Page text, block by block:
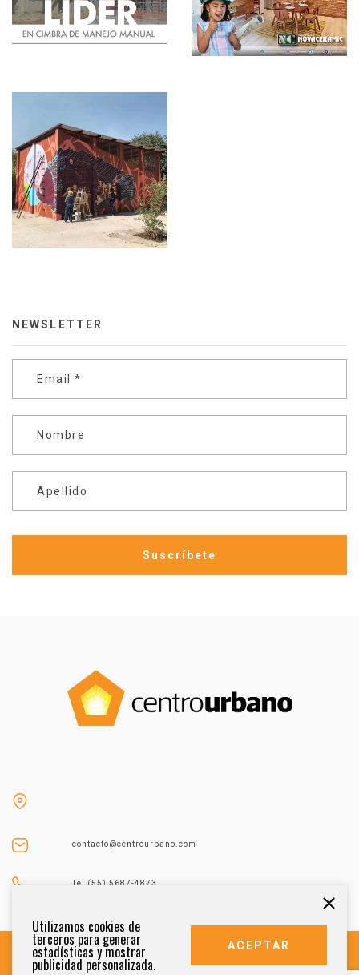
NEWSLETTER
Email *
Nombre
Apellido
contacto@centrourbano.com
Tel (55) 5687-4873
Utilizamos cookies de
terceros para generar
estadísticas y mostrar
publicidad personalizada.
ACEPTAR